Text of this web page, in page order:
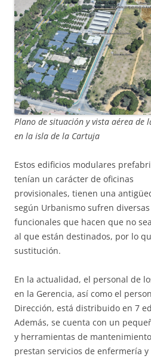
Plano de situación y vista aérea de
en la isla de la Cartuja
Estos edificios modulares
tenían un carácter de oficinas
provisionales, tienen una
según Urbanismo sufren
funcionales que hacen que no
al que están destinados, por lo
sustitución.
En la actualidad, el personal de
en la Gerencia, así como el
Dirección, está distribuido en 7
Además, se cuenta con un
y herramientas de
prestan servicios de enfermería